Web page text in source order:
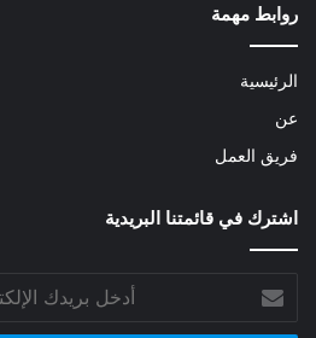
روابط مهمة
الرئيسية
عن
فريق العمل
اشترك في قائمتنا البريدية
بريدك